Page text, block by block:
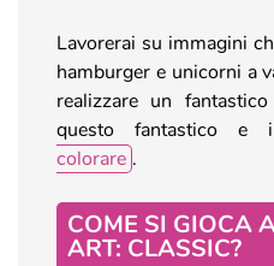
Lavorerai su immagini
hamburger e unicorni a
realizzare un
questo fantastico e
colorare .
COME SI GIOCA
ART: CLASSIC?